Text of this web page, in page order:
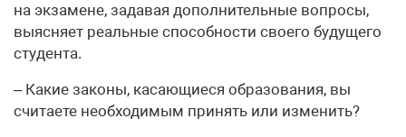
на экзамене, задавая дополнительные вопросы,
выясняет реальные способности своего будущего
студента.
– Какие законы, касающиеся образования, вы
считаете необходимым принять или изменить?